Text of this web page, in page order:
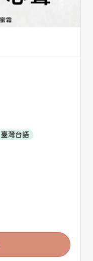
臺灣台語